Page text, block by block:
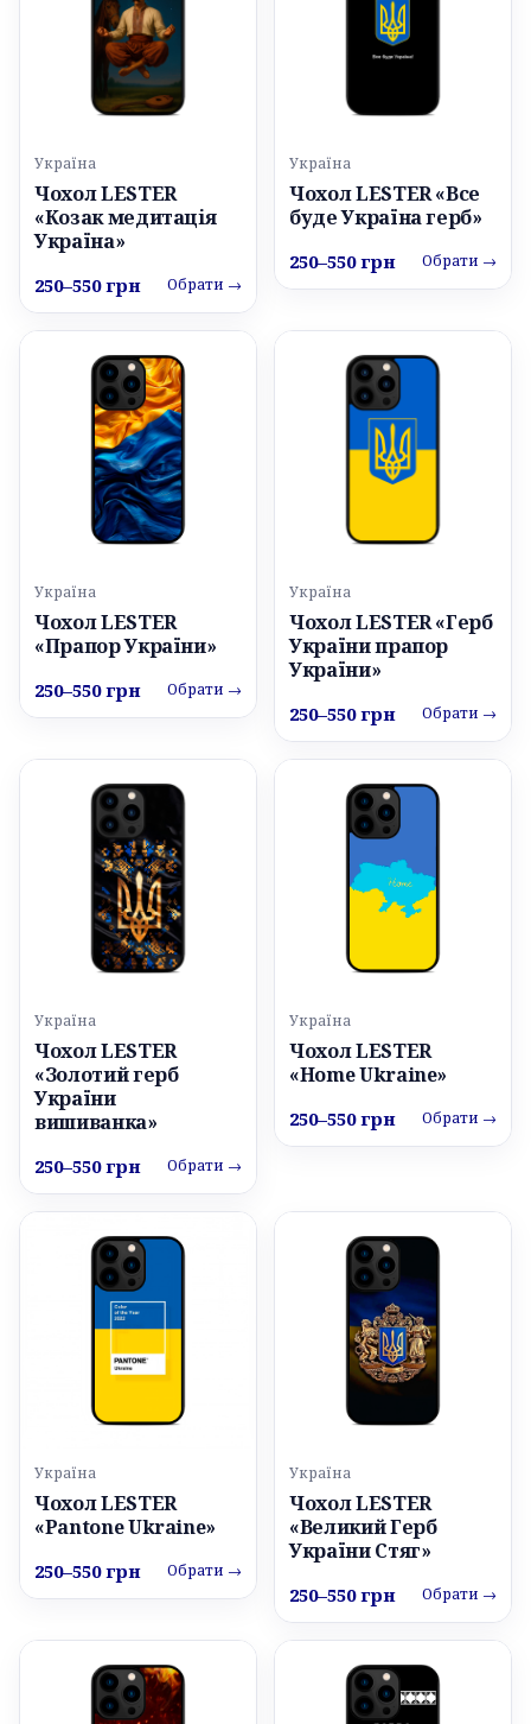
Україна
Чохол LESTER
«Козак медитація
Україна»
250–550 грн Обрати →
Україна
Чохол LESTER «Все
буде Україна герб»
250–550 грн Обрати →
Україна
Чохол LESTER
«Прапор України»
250–550 грн Обрати →
Україна
Чохол LESTER «Герб
України прапор
України»
250–550 грн Обрати →
Україна
Чохол LESTER
«Золотий герб
України
вишиванка»
250–550 грн Обрати →
Україна
Чохол LESTER
«Home Ukraine»
250–550 грн Обрати →
Україна
Чохол LESTER
«Pantone Ukraine»
250–550 грн Обрати →
Україна
Чохол LESTER
«Великий Герб
України Стяг»
250–550 грн Обрати →